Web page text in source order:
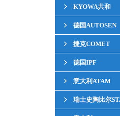
KYOWA共和
德国AUTOSEN
捷克COMET
德国IPF
意大利ATAM
瑞士史陶比尔